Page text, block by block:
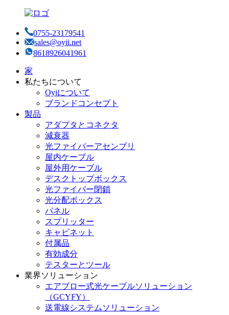
0755-23179541
sales@oyii.net
8618926041961
家
私たちについて
Oyiについて
ブランドコンセプト
製品
アダプタとコネクタ
減衰器
光ファイバーアセンブリ
屋内ケーブル
屋外用ケーブル
デスクトップボックス
光ファイバー閉鎖
光分配ボックス
パネル
スプリッター
キャビネット
付属品
有効成分
テスターとツール
業界ソリューション
エアブロー式光ケーブルソリューション
（GCYFY）
送電線システムソリューション